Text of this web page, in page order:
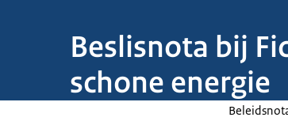
Beslisnota bij
schone energie